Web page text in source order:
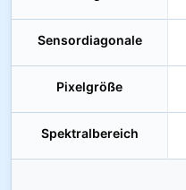
Sensordiagonale
Pixelgröße
Spektralbereich